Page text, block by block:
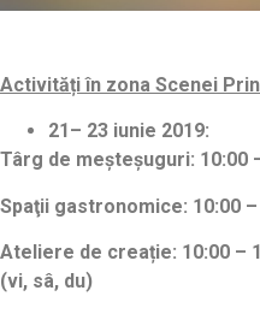
Activități în zona Scenei
21– 23 iunie 2019:
Târg de meșteșuguri: 10:00
Spaţii gastronomice: 10:00
Ateliere de creație: 10:00 –
(vi, sâ, du)